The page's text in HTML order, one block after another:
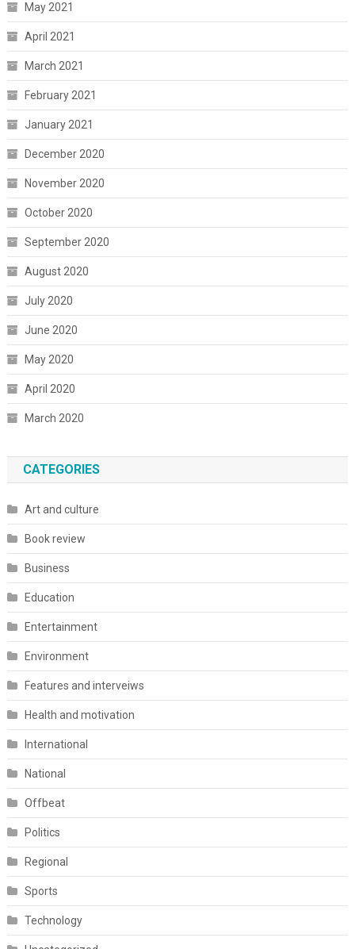
May 2021
April 2021
March 2021
February 2021
January 2021
December 2020
November 2020
October 2020
September 2020
August 2020
July 2020
June 2020
May 2020
April 2020
March 2020
CATEGORIES
Art and culture
Book review
Business
Education
Entertainment
Environment
Features and interveiws
Health and motivation
International
National
Offbeat
Politics
Regional
Sports
Technology